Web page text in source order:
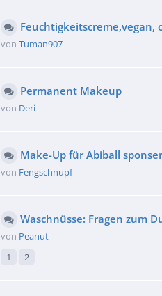
vonTuman907
Permanent Makeup
von Deri
Make-Up für Abiball
von Fengschnupf
Waschnüsse: Fragen zum
von Peanut
1
2